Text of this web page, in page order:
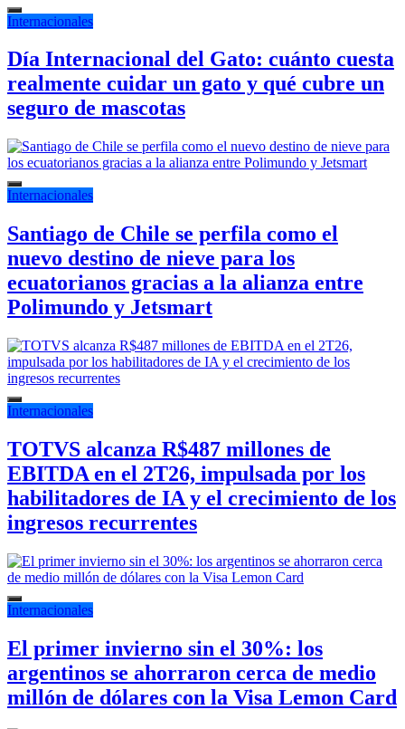
Internacionales
Día Internacional del Gato: cuánto cuesta
realmente cuidar un gato y qué cubre un
seguro de mascotas
Internacionales
Santiago de Chile se perfila como el
nuevo destino de nieve para los
ecuatorianos gracias a la alianza entre
Polimundo y Jetsmart
Internacionales
TOTVS alcanza R$487 millones de
EBITDA en el 2T26, impulsada por los
habilitadores de IA y el crecimiento de los
ingresos recurrentes
Internacionales
El primer invierno sin el 30%: los
argentinos se ahorraron cerca de medio
millón de dólares con la Visa Lemon Card